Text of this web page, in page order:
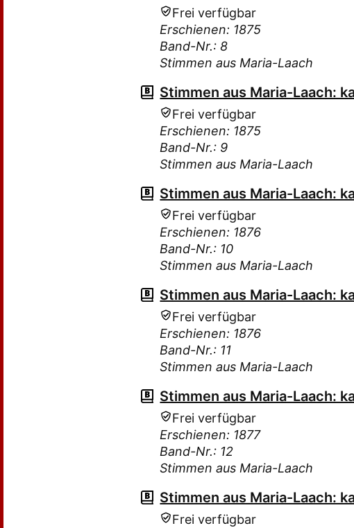
Frei verfügbar
Erschienen: 1875
Band-Nr.: 8
Stimmen aus Maria-Laach
Stimmen aus Maria-Laach:
Frei verfügbar
Erschienen: 1875
Band-Nr.: 9
Stimmen aus Maria-Laach
Stimmen aus Maria-Laach:
Frei verfügbar
Erschienen: 1876
Band-Nr.: 10
Stimmen aus Maria-Laach
Stimmen aus Maria-Laach:
Frei verfügbar
Erschienen: 1876
Band-Nr.: 11
Stimmen aus Maria-Laach
Stimmen aus Maria-Laach:
Frei verfügbar
Erschienen: 1877
Band-Nr.: 12
Stimmen aus Maria-Laach
Stimmen aus Maria-Laach:
Frei verfügbar